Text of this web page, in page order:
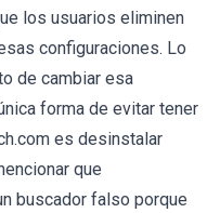
los usuarios eliminen
configuraciones. Lo
de cambiar esa
forma de evitar tener
es desinstalar
que
buscador falso porque